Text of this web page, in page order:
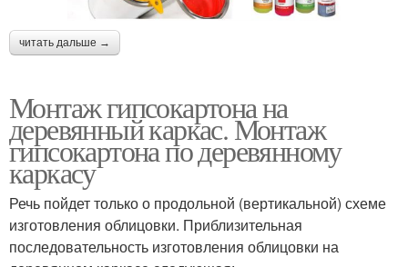
читать дальше →
Монтаж гипсокартона на
деревянный каркас. Монтаж
гипсокартона по деревянному
каркасу
Речь пойдет только о продольной (вертикальной) схеме
изготовления облицовки. Приблизительная
последовательность изготовления облицовки на